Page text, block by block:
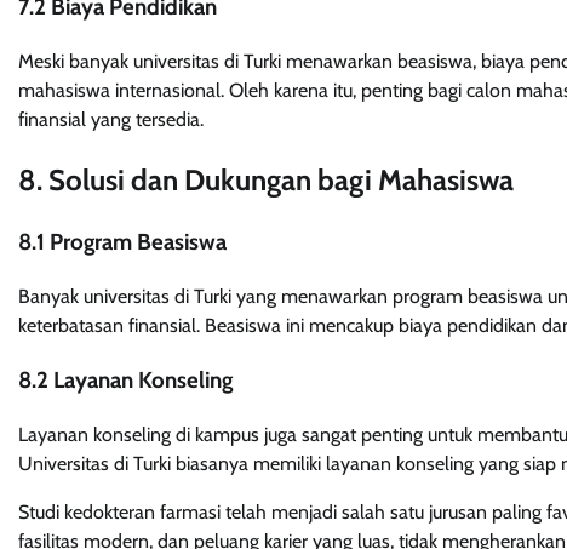
7.2 Biaya Pendidikan
Meski banyak universitas di Turki menawarkan beasiswa, biaya
mahasiswa internasional. Oleh karena itu, penting bagi calon
finansial yang tersedia.
8. Solusi dan Dukungan bagi Mahasiswa
8.1 Program Beasiswa
Banyak universitas di Turki yang menawarkan program beasiswa
keterbatasan finansial. Beasiswa ini mencakup biaya pendidikan
8.2 Layanan Konseling
Layanan konseling di kampus juga sangat penting untuk
Universitas di Turki biasanya memiliki layanan konseling yang
Studi kedokteran farmasi telah menjadi salah satu jurusan paling
fasilitas modern, dan peluang karier yang luas, tidak